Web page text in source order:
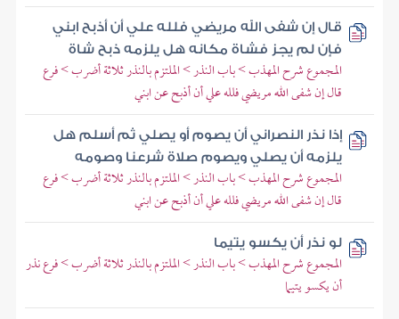
قال إن شفى الله مريضي فلله علي أن أذبح ابني
فإن لم يجز فشاة مكانه هل يلزمه ذبح شاة
المجموع شرح المهذب > باب النذر > الملتزم بالنذر ثلاثة أضرب > فرع
قال إن شفى الله مريضي فلله علي أن أذبح عن ابني
إذا نذر النصراني أن يصوم أو يصلي ثم أسلم هل
يلزمه أن يصلي ويصوم صلاة شرعنا وصومه
المجموع شرح المهذب > باب النذر > الملتزم بالنذر ثلاثة أضرب > فرع
قال إن شفى الله مريضي فلله علي أن أذبح عن ابني
لو نذر أن يكسو يتيما
المجموع شرح المهذب > باب النذر > الملتزم بالنذر ثلاثة أضرب > فرع نذر
أن يكسو يتيما